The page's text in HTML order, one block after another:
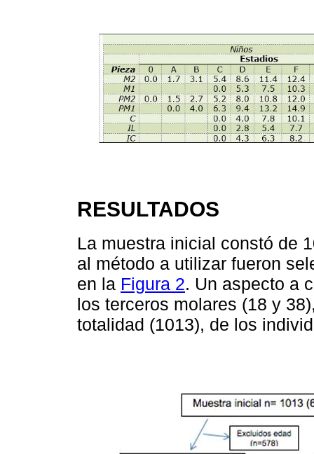
RESULTADOS
La muestra inicial constó de
al método a utilizar fueron
en la Figura 2. Un aspecto a
los terceros molares (18 y
totalidad (1013), de los